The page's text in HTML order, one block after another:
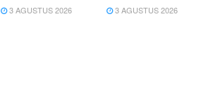
3 AGUSTUS 2026 3 AGUSTUS 2026